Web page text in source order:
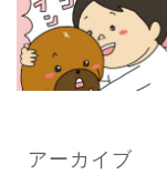
アーカイブ